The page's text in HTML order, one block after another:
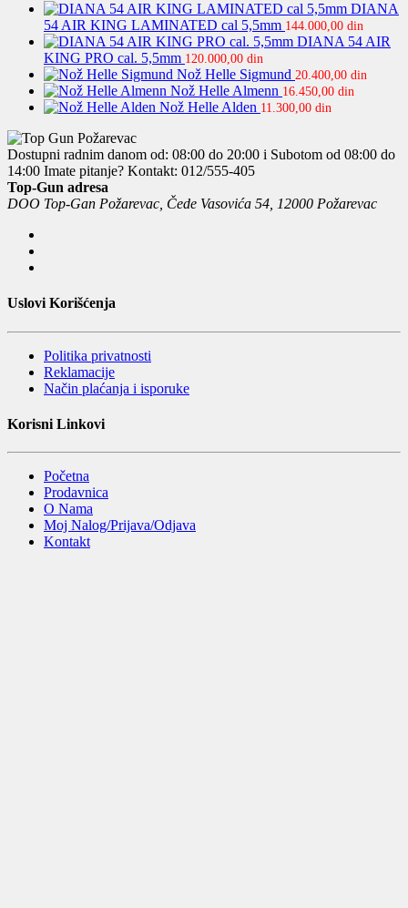
DIANA
54 AIR KING LAMINATED cal 5,5mm 144.000,00 din
DIANA 54 AIR
KING PRO cal. 5,5mm 120.000,00 din
Nož Helle Sigmund 20.400,00 din
Nož Helle Almenn 16.450,00 din
Nož Helle Alden 11.300,00 din
Dostupni radnim danom od: 08:00 do 20:00 i Subotom od 08:00 do
14:00 Imate pitanje? Kontakt: 012/555-405
Top-Gun adresa
DOO Top-Gan Požarevac, Čede Vasovića 54, 12000 Požarevac
Uslovi Korišćenja
Politika privatnosti
Reklamacije
Način plaćanja i isporuke
Korisni Linkovi
Početna
Prodavnica
O Nama
Moj Nalog/Prijava/Odjava
Kontakt